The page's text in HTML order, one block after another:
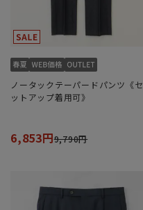
ノータックテーパードパンツ《セ
ットアップ着用可》
6,853円9,790円